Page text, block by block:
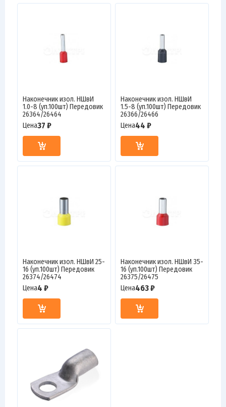
Наконечник изол. НШвИ
1.0-8 (уп.100шт) Передовик
26364/26464
Цена37 ₽
Наконечник изол. НШвИ
1.5-8 (уп.100шт) Передовик
26366/26466
Цена44 ₽
Наконечник изол. НШвИ 25-
16 (уп.100шт) Передовик
26374/26474
Цена4 ₽
Наконечник изол. НШвИ 35-
16 (уп.100шт) Передовик
26375/26475
Цена463 ₽